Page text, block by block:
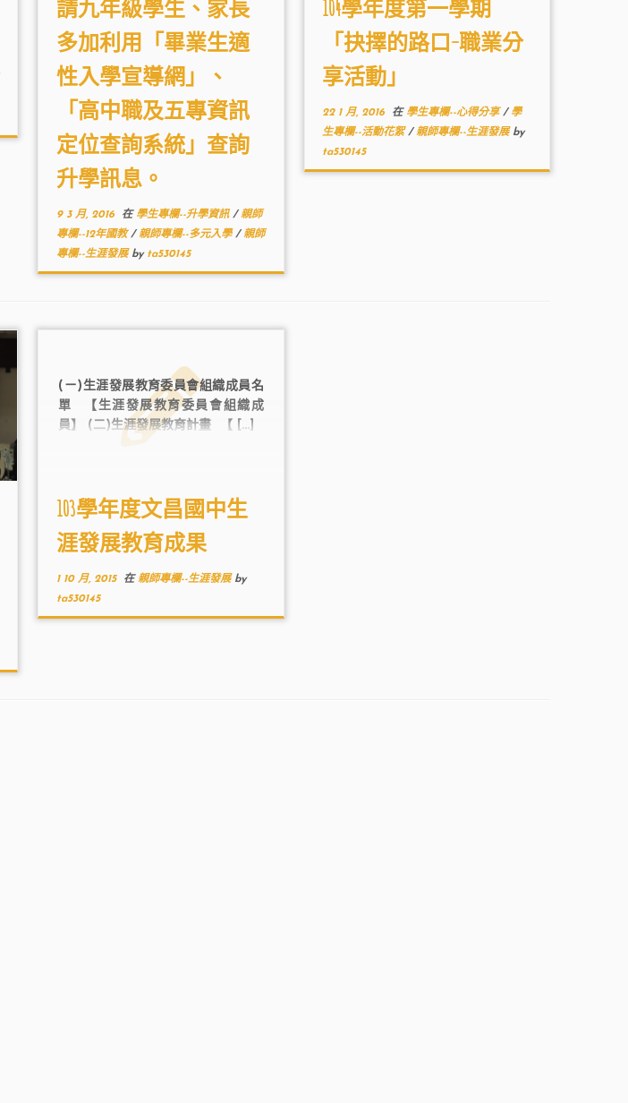
請九年級學生、家長
多加利用「畢業生適
性入學宣導網」、
「高中職及五專資訊
定位查詢系統」查詢
升學訊息。
9 3 月, 2016在 學生專欄--升學資訊 /親師
專欄--12年國教/親師專欄--多元入學 /親師
專欄--生涯發展 by ta530145
104學年度第一學期
「抉擇的路口–職業分
享活動」
22 1 月, 2016在 學生專欄--心得分享 / 學
生專欄--活動花絮/親師專欄--生涯發展 by
ta530145
(ㄧ)生涯發展教育委員會組織成員名
單 【生涯發展教育委員會組織成
員】 (二)生涯發展教育計畫 【 […]
103學年度文昌國中生
涯發展教育成果
1 10 月, 2015在親師專欄--生涯發展 by
ta530145